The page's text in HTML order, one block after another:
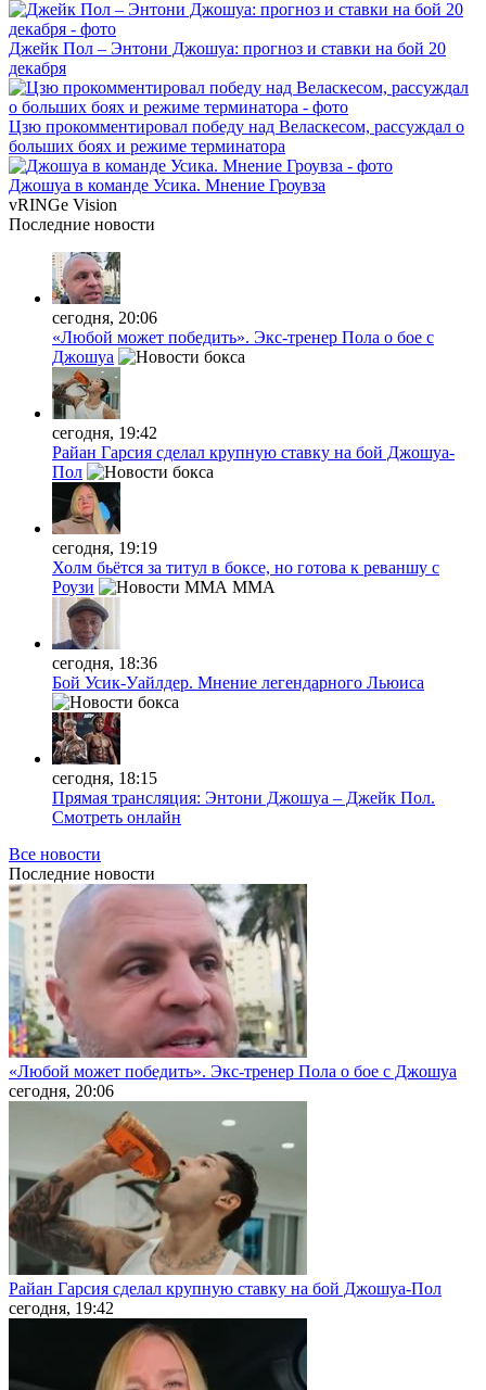
Джейк Пол – Энтони Джошуа: прогноз и ставки на бой 20
декабря
Цзю прокомментировал победу над Веласкесом, рассуждал о
больших боях и режиме терминатора
Джошуа в команде Усика. Мнение Гроувза
vRINGe Vision
Последние новости
сегодня, 20:06
«Любой может победить». Экс-тренер Пола о бое с
Джошуа
сегодня, 19:42
Райан Гарсия сделал крупную ставку на бой Джошуа-
Пол
сегодня, 19:19
Холм бьётся за титул в боксе, но готова к реваншу с
Роузи
MMA
сегодня, 18:36
Бой Усик-Уайлдер. Мнение легендарного Льюиса
сегодня, 18:15
Прямая трансляция: Энтони Джошуа – Джейк Пол.
Смотреть онлайн
Все новости
Последние новости
«Любой может победить». Экс-тренер Пола о бое с Джошуа
сегодня, 20:06
Райан Гарсия сделал крупную ставку на бой Джошуа-Пол
сегодня, 19:42